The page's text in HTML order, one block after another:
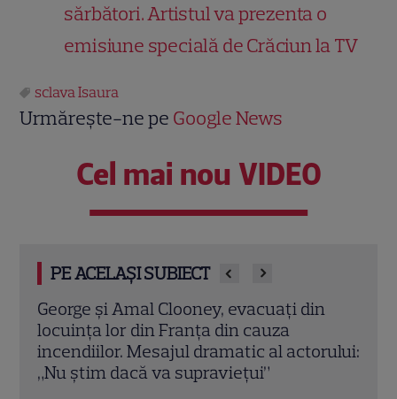
sărbători. Artistul va prezenta o
emisiune specială de Crăciun la TV
sclava Isaura
Urmărește-ne pe Google News
Cel mai nou VIDEO
PE ACELAȘI SUBIECT
din
al actorului:
Elon Musk, atac la adresa regizorului
premiat cu Oscar care a realizat
documentarul despre viața sa.
232 de minute